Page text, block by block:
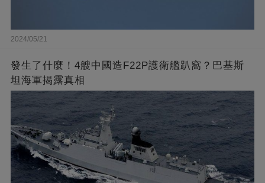
2024/05/21
發生了什麼！4艘中國造F22P護衛艦趴窩？巴基斯
坦海軍揭露真相